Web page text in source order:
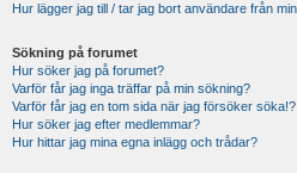
Hur lägger jag till / tar jag bort användare från
Sökning på forumet
Hur söker jag på forumet?
Varför får jag inga träffar på min sökning?
Varför får jag en tom sida när jag försöker söka!?
Hur söker jag efter medlemmar?
Hur hittar jag mina egna inlägg och trådar?